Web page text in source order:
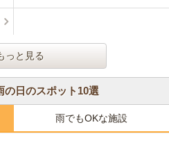
っと見る
の日のスポット10選
雨でもOKな施設